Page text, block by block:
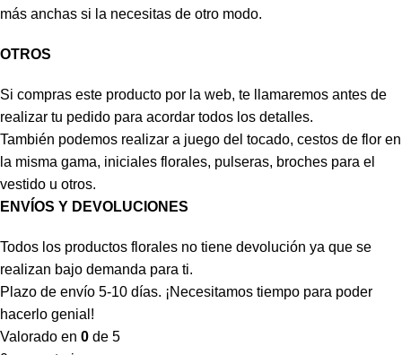
más anchas si la necesitas de otro modo.
OTROS
Si compras este producto por la web, te llamaremos antes de
realizar tu pedido para acordar todos los detalles.
También podemos realizar a juego del tocado, cestos de flor en
la misma gama, iniciales florales, pulseras, broches para el
vestido u otros.
ENVÍOS Y DEVOLUCIONES
Todos los productos florales no tiene devolución ya que se
realizan bajo demanda para ti.
Plazo de envío 5-10 días. ¡Necesitamos tiempo para poder
hacerlo genial!
Valorado en 0 de 5